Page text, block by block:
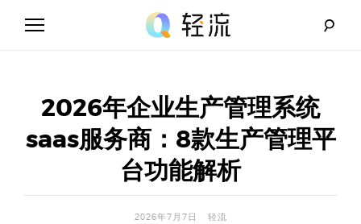
流
_
I
2026年企业生产管理系统
saas服务商：8款生产管理平
台功能解析
2026年7月7日 轻流